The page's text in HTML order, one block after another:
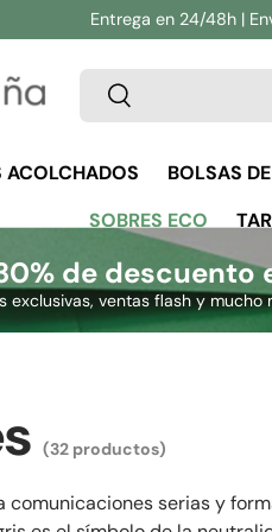
Entrega en 24/48h |
Buscar
Buscar
ACOLCHADOS BOLSAS
SOBRES ECO
de descuento
ventas flash y mucho
(32 productos)
comunicaciones serias y